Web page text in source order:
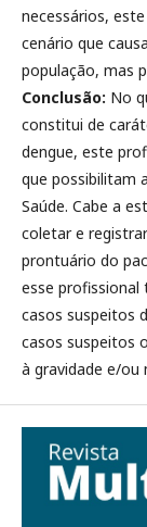
necessários,
cenário que
população, mas
Conclusão: No
constitui de
dengue, este
que possibilitam
Saúde. Cabe a
coletar e
prontuário do
esse
casos suspeitos
casos suspeitos
à gravidade e/